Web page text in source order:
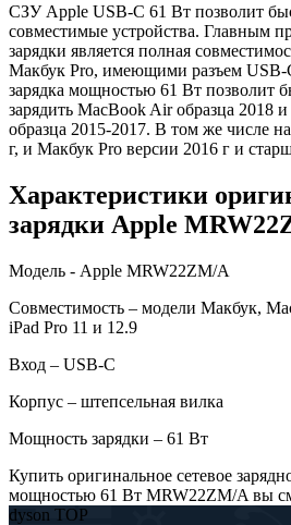
СЗУ Apple USB-C 61 Вт позволит
совместимые устройства. Главным
зарядки является полная
Макбук Pro, имеющими разъем USB-
зарядка мощностью 61 Вт позволит
зарядить MacBook Air образца 2018
образца 2015-2017. В том же числе
г, и Макбук Pro версии 2016 г и
Характеристики
зарядки Apple
Модель - Apple MRW22ZM/A
Совместимость – модели Макбук,
iPad Pro 11 и 12.9
Вход – USB-C
Корпус – штепсельная вилка
Мощность зарядки – 61 Вт
Купить оригинальное сетевое
мощностью 61 Вт MRW22ZM/A вы
dyson TOP